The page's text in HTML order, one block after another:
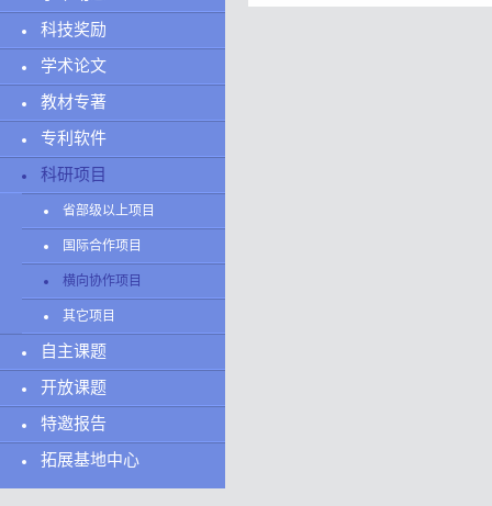
科技奖励
学术论文
教材专著
专利软件
科研项目
省部级以上项目
国际合作项目
横向协作项目
其它项目
自主课题
开放课题
特邀报告
拓展基地中心